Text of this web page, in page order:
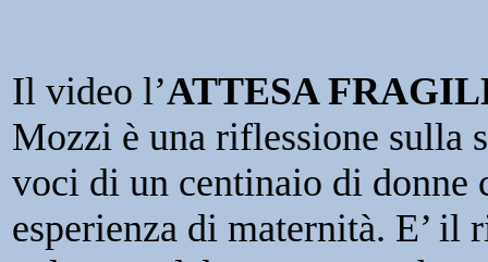
Il video l’ATTESA
Mozzi è una riflessione sulla
voci di un centinaio di donne
esperienza di maternità. E’